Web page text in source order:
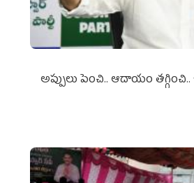
అప్పులు పెంచి.. ఆదాయం తగ్గించి..